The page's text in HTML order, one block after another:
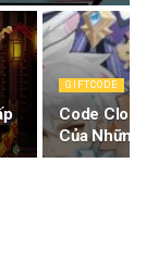
GIFTCODE
Code
Của Những